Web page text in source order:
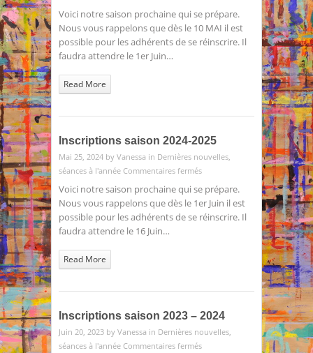
Inscriptions
saison
2025-
Voici notre saison prochaine qui se prépare.
Nous vous rappelons que dès le 10 MAI il est
possible pour les adhérents de se réinscrire. Il
faudra attendre le 1er Juin…
Read More
Inscriptions saison 2024-2025
Mai 25, 2024 by Vanessa in Dernières nouvelles,
séances à l'année Commentaires ferméssur
Inscriptions
saison
2024-
Voici notre saison prochaine qui se prépare.
Nous vous rappelons que dès le 1er Juin il est
possible pour les adhérents de se réinscrire. Il
faudra attendre le 16 Juin…
Read More
Inscriptions saison 2023 – 2024
Juin 20, 2023 by Vanessa in Dernières nouvelles,
séances à l'année Commentaires ferméssur